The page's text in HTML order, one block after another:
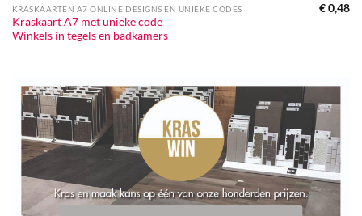
KRASKAARTEN A7 ONLINE DESIGNS EN UNIEKE CODES
Kraskaart A7 met unieke code
Winkels in tegels en badkamers
€0,48